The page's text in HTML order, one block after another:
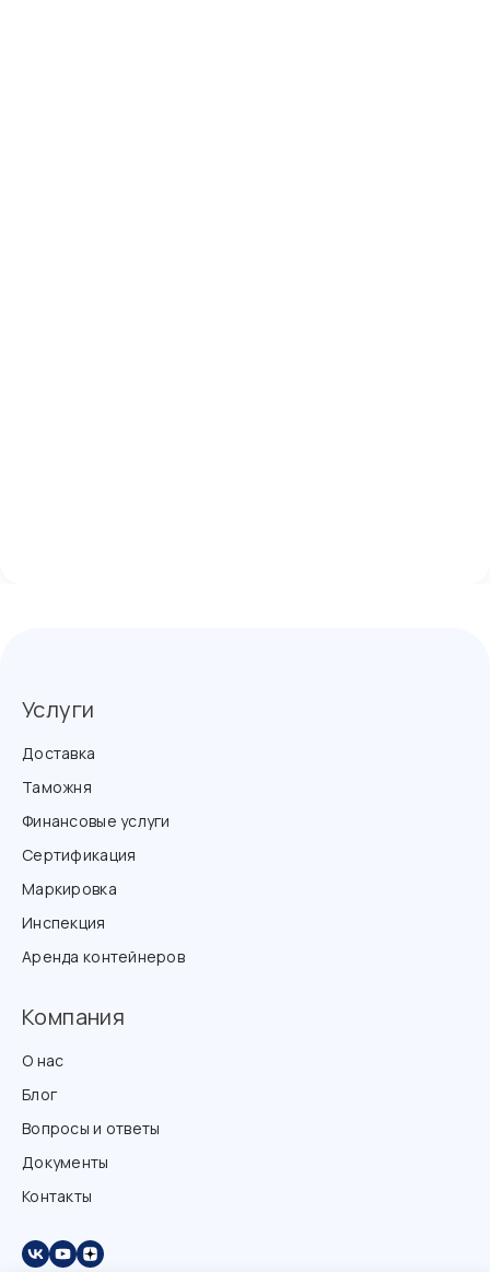
Услуги
Доставка
Таможня
Финансовые услуги
Сертификация
Маркировка
Инспекция
Аренда контейнеров
Компания
О нас
Блог
Вопросы и ответы
Документы
Контакты